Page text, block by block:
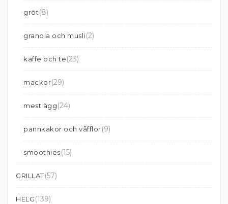
gröt(8)
granola och musli(2)
kaffe och te(23)
mackor(29)
mest ägg(24)
pannkakor och våfflor(9)
smoothies(15)
GRILLAT(57)
HELG(139)